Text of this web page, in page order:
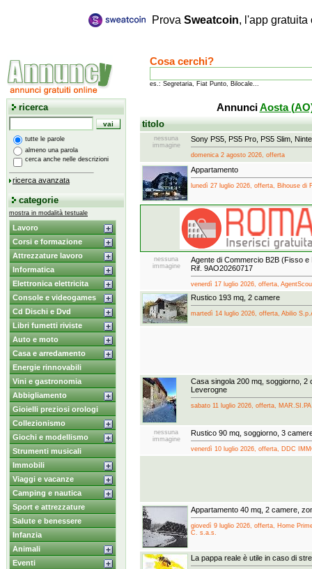
Prova Sweatcoin, l'app
Cosa cerchi?
es.: Segretaria, Fiat Punto, Bilocale...
ricerca
tutte le parole
almeno una parola
cerca anche nelle descrizioni
ricerca avanzata
categorie
mostra in modalità testuale
Lavoro
Corsi e formazione
Attrezzature lavoro
Informatica
Elettronica elettricita
Console e videogames
Cd Dischi e Dvd
Libri fumetti riviste
Auto e moto
Casa e arredamento
Energie rinnovabili
Vini e gastronomia
Abbigliamento
Gioielli preziosi orologi
Collezionismo
Giochi e modellismo
Strumenti musicali
Immobili
Viaggi e vacanze
Camping e nautica
Sport e attrezzature
Salute e benessere
Infanzia
Animali
Eventi
AnnunciAosta
titolo
nessuna
immagine
Sony PS5, PS5 Pro, PS5 Slim,
domenica 2 agosto 2026, offerta
Appartamento
lunedì 27 luglio 2026, offerta, Bihouse di
nessuna
immagine
Agente di Commercio B2B (Fisso e
Rif. 9AO20260717
venerdì 17 luglio 2026, offerta,
Rustico 193 mq, 2 camere
martedì 14 luglio 2026, offerta, Abilio
Casa singola 200 mq, soggiorno, 2
Leverogne
sabato 11 luglio 2026, offerta, MAR.SI.PA
nessuna
immagine
Rustico 90 mq, soggiorno, 3
venerdì 10 luglio 2026, offerta, DDC
Appartamento 40 mq, 2 camere,
giovedì 9 luglio 2026, offerta, Home
C. s.a.s.
La pappa reale è utile in caso di